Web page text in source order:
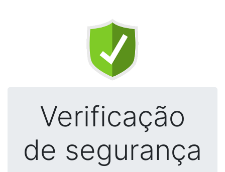
Verificação
de segurança